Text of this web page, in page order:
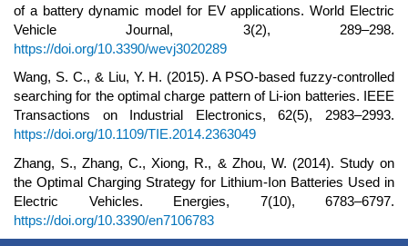
of a battery dynamic model for EV applications. World Electric
Vehicle Journal, 3(2), 289–298.
https://doi.org/10.3390/wevj3020289
Wang, S. C., & Liu, Y. H. (2015). A PSO-based fuzzy-controlled
searching for the optimal charge pattern of Li-ion batteries. IEEE
Transactions on Industrial Electronics, 62(5), 2983–2993.
https://doi.org/10.1109/TIE.2014.2363049
Zhang, S., Zhang, C., Xiong, R., & Zhou, W. (2014). Study on
the Optimal Charging Strategy for Lithium-Ion Batteries Used in
Electric Vehicles. Energies, 7(10), 6783–6797.
https://doi.org/10.3390/en7106783